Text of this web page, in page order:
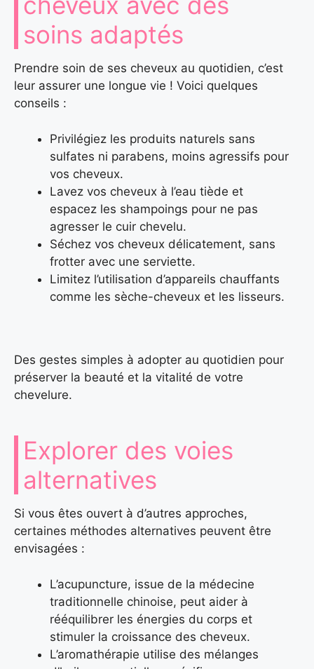
soins adaptés
Prendre soin de ses cheveux au quotidien, c’est
leur assurer une longue vie ! Voici quelques
conseils :
Privilégiez les produits naturels sans
sulfates ni parabens, moins agressifs pour
vos cheveux.
Lavez vos cheveux à l’eau tiède et
espacez les shampoings pour ne pas
agresser le cuir chevelu.
Séchez vos cheveux délicatement, sans
frotter avec une serviette.
Limitez l’utilisation d’appareils chauffants
comme les sèche-cheveux et les lisseurs.
Des gestes simples à adopter au quotidien pour
préserver la beauté et la vitalité de votre
chevelure.
Explorer des voies
alternatives
Si vous êtes ouvert à d’autres approches,
certaines méthodes alternatives peuvent être
envisagées :
L’acupuncture, issue de la médecine
traditionnelle chinoise, peut aider à
rééquilibrer les énergies du corps et
stimuler la croissance des cheveux.
L’aromathérapie utilise des mélanges